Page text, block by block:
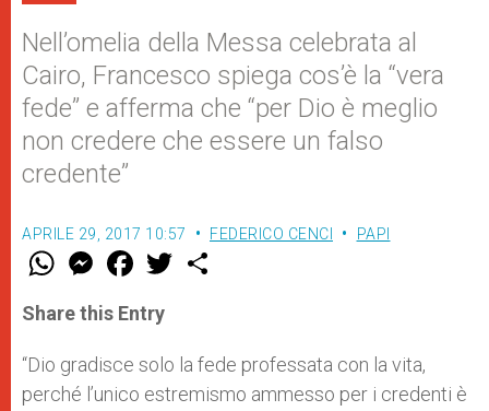
Nell’omelia della Messa celebrata al
Cairo, Francesco spiega cos’è la “vera
fede” e afferma che “per Dio è meglio
non credere che essere un falso
credente”
APRILE 29, 2017 10:57 FEDERICO CENCI PAPI
W
t
s
p
p
M
e
s
e
g
e
r
F
a
e
b
o
k
w
r
Share this Entry
“Dio gradisce solo la fede professata con la vita,
perché l’unico estremismo ammesso per i credenti è